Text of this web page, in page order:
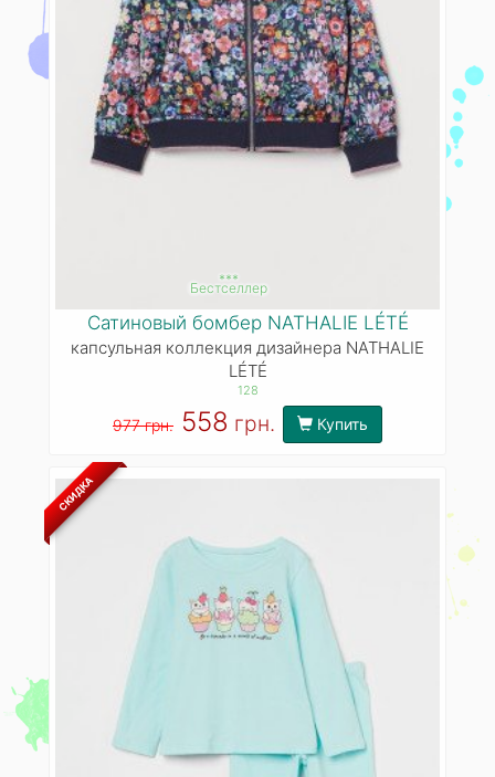
***
Бестселлер
Сатиновый бомбер NATHALIE LÉTÉ
капсульная коллекция дизайнера NATHALIE
LÉTÉ
128
977 грн. 558 грн. Купить
СКИДКА